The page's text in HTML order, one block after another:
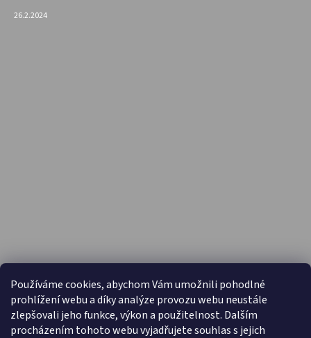
Používáme cookies, abychom Vám umožnili pohodlné
prohlížení webu a díky analýze provozu webu neustále
zlepšovali jeho funkce, výkon a použitelnost. Dalším
procházením tohoto webu vyjadřujete souhlas s jejich
26.2.2024
PŘIJÍMÁME ONLINE PLATBY